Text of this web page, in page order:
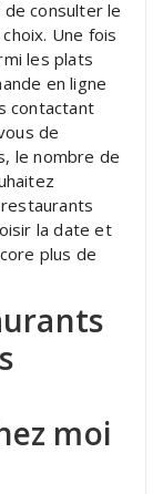
consulter le
Une fois
les plats
en ligne
contactant
de
le nombre de
la date et
plus de
moi